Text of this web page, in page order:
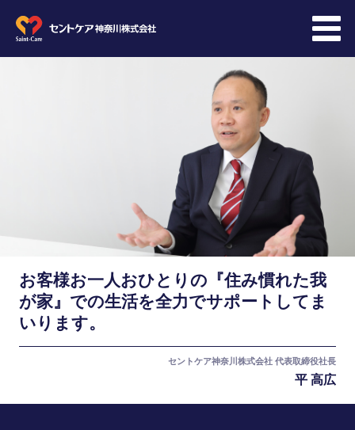
会社情報
採用情報
教育
先輩メッセージ
職種紹介
お客様お一人おひとりの 『住み慣れた我
が家』での生活を全力でサポートしてま
いります。
セントケア神奈川株式会社 代表取締役社長
平 高広